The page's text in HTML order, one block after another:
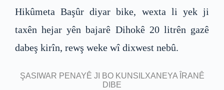
Hikûmeta Başûr diyar bike, wexta li yek ji
taxên hejar yên bajarê Dihokê 20 litrên gazê
dabeş kirîn, rewş weke wî dixwest nebû.
ŞASIWAR PENAYÊ JI BO KUNSILXANEYA ÎRANÊ
DIBE